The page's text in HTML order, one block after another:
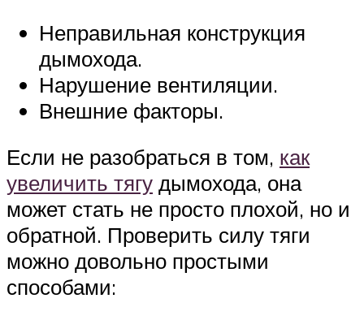
Неправильная конструкция
дымохода.
Нарушение вентиляции.
Внешние факторы.
Если не разобраться в том, как
увеличить тягу дымохода, она
может стать не просто плохой, но и
обратной. Проверить силу тяги
можно довольно простыми
способами: